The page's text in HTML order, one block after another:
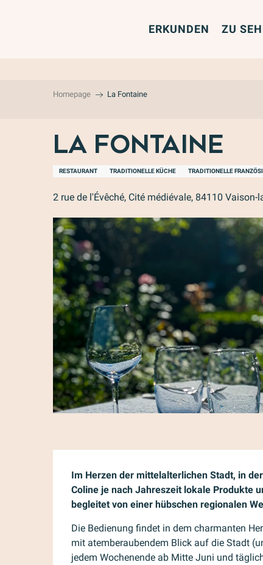
ERKUNDEN ZU
Homepage La Fontaine
La Fontaine
RESTAURANT TRADITIONELLE KÜCHE TRADITIONELLE
2 rue de l'Évêché, Cité médiévale, 84110 Vaison-
Beschreibung
Im Herzen der mittelalterlichen Stadt, in
Coline je nach Jahreszeit lokale Produkte
begleitet von einer hübschen regionalen
Die Bedienung findet in dem charmanten
mit atemberaubendem Blick auf die Stadt
jedem Wochenende ab Mitte Juni und